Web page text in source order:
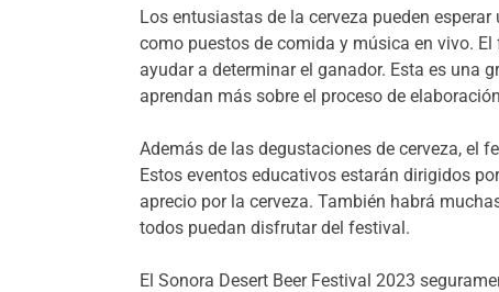
Los entusiastas de la cerveza pueden
como puestos de comida y música en vivo.
ayudar a determinar el ganador. Esta es una
aprendan más sobre el proceso de
Además de las degustaciones de cerveza, el
Estos eventos educativos estarán dirigidos
aprecio por la cerveza. También habrá
todos puedan disfrutar del festival.
El Sonora Desert Beer Festival 2023